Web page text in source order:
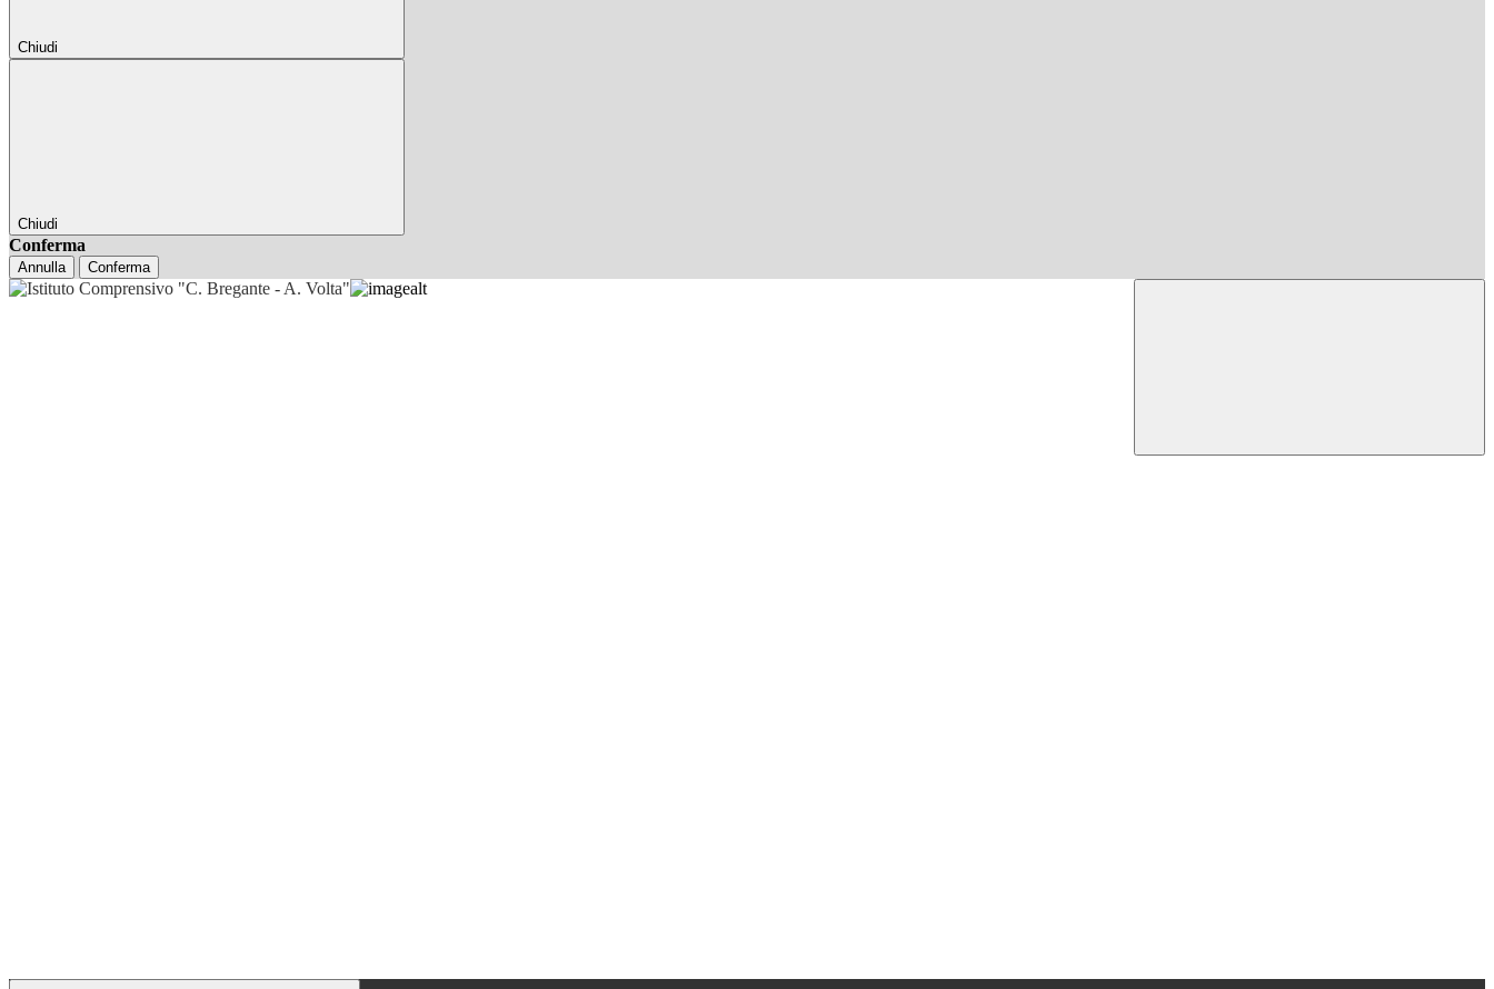
Chiudi
Chiudi
Conferma
Annulla Conferma